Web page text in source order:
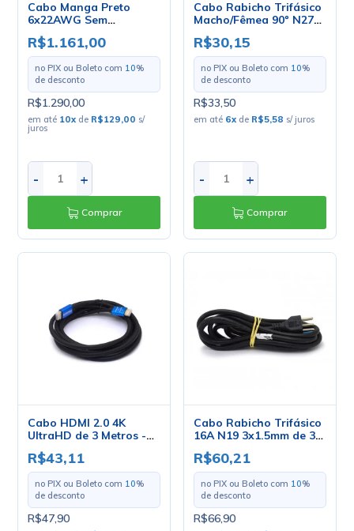
Cabo Manga Preto
6x22AWG Sem
Blindagem - Rolo com
100 Metros
R$1.161,00
no PIX ou Boleto com 10%
de desconto
R$1.290,00
em até 10x de R$129,00 s/
juros
- +
Comprar
Cabo Rabicho Trifásico
Macho/Fêmea 90º N27
10A/250V 3x0.75mm de
2 Metros
R$30,15
no PIX ou Boleto com 10%
de desconto
R$33,50
em até 6x de R$5,58 s/ juros
- +
Comprar
Cabo HDMI 2.0 4K
UltraHD de 3 Metros -
1.170.172
R$43,11
no PIX ou Boleto com 10%
de desconto
R$47,90
Cabo Rabicho Trifásico
16A N19 3x1.5mm de 3
Metros
R$60,21
no PIX ou Boleto com 10%
de desconto
R$66,90